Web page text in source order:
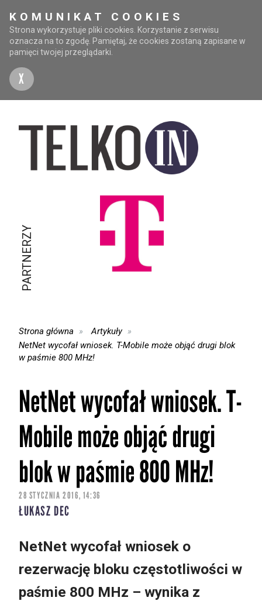
KOMUNIKAT COOKIES
Strona wykorzystuje pliki cookies. Korzystanie z serwisu
oznacza na to zgodę. Pamiętaj, że cookies zostaną zapisane w
pamięci twojej przeglądarki.
X
PARTNERZY
Strona główna
Artykuły
NetNet wycofał wniosek. T-Mobile może objąć drugi blok
w paśmie 800 MHz!
NetNet wycofał wniosek. T-
Mobile może objąć drugi
blok w paśmie 800 MHz!
28 STYCZNIA 2016, 14:36
ŁUKASZ DEC
NetNet wycofał wniosek o
rezerwację bloku częstotliwości w
paśmie 800 MHz – wynika z